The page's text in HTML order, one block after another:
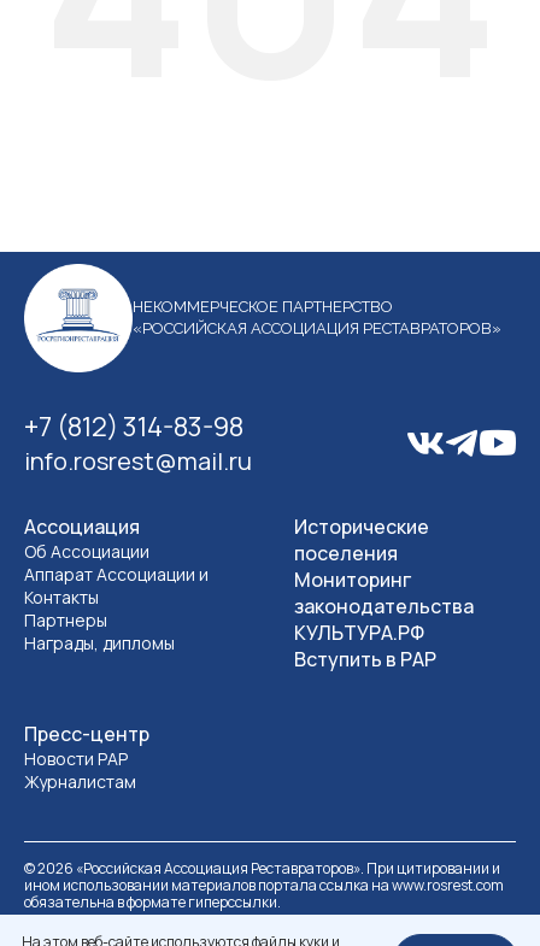
На этом веб-сайте используются файлы куки и
НЕКОММЕРЧЕСКОЕ ПАРТНЕРСТВО
«РОССИЙСКАЯ АССОЦИАЦИЯ РЕСТАВРАТОРОВ»
+7 (812) 314-83-98
info.rosrest@mail.ru
Ассоциация
Об Ассоциации
Аппарат Ассоциации и
Контакты
Партнеры
Награды, дипломы
Пресс-центр
Новости РАР
Журналистам
Исторические
поселения
Мониторинг
законодательства
КУЛЬТУРА.РФ
Вступить в РАР
©2026 «Российская Ассоциация Реставраторов». При цитировании и
ином использовании материалов портала ссылка на www.rosrest.com
обязательна в формате гиперссылки.
Политика обработки персональных данных
Разработка сайта